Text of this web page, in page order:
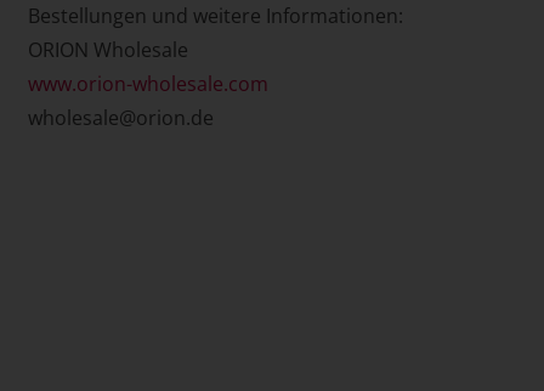
Bestellungen und weitere Informationen:
ORION Wholesale
www.orion-wholesale.com
wholesale@orion.de